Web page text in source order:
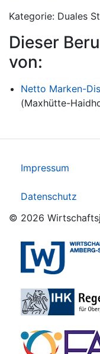
Kategorie: Duales
Dieser
von:
Netto Marken-
(Maxhütte-
Impressum
Datenschutz
© 2026